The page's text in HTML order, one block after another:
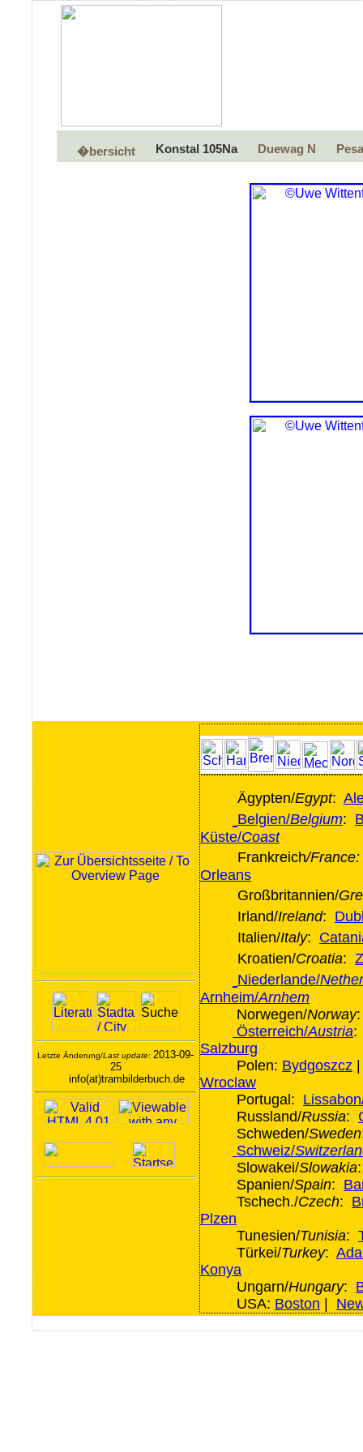
�bersicht Konstal 105Na Duewag N
Letzte Änderung/Last update: 2013-09-
25
info(at)trambilderbuch.de
Ägypten/Egypt:
Belgien/Belgium:
Küste/Coast
Frankreich/France:
Orleans
Großbritannien/
Irland/Ireland:
Italien/Italy:
Kroatien/Croatia:
Niederlande/
Arnheim/Arnhem
Norwegen/Norway
Österreich/Austria
Salzburg
Polen: Bydgoszcz
Wroclaw
Portugal:
Russland/Russia:
Schweden/Sweden
Schweiz/
Slowakei/Slowakia
Spanien/Spain:
Tschech./Czech:
Plzen
Tunesien/Tunisia:
Türkei/Turkey:
Konya
Ungarn/Hungary:
USA: Boston